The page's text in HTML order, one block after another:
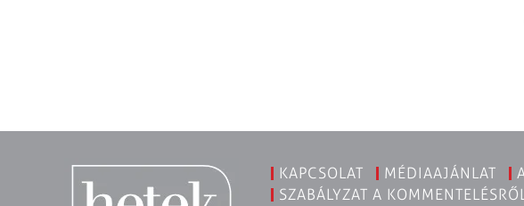
KAPCSOLAT MÉDIAAJÁNLAT
SZABÁLYZAT A